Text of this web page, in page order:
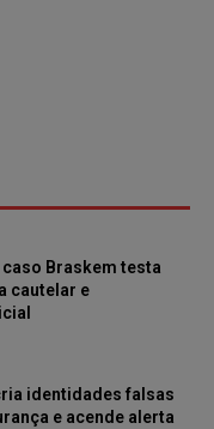
Braskem testa
cautelar e
identidades falsas
e acende alerta